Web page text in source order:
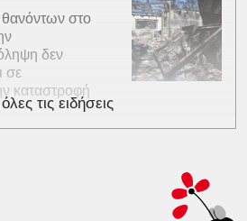
στο
δεν
σε
καταστροφή
τις ειδήσεις